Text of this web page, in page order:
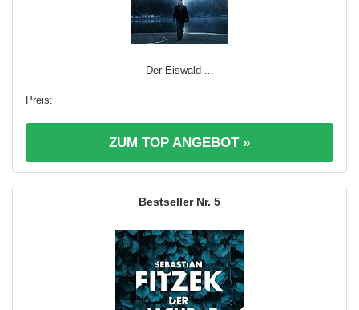
Der Eiswald ...
ZUM TOP ANGEBOT »
5